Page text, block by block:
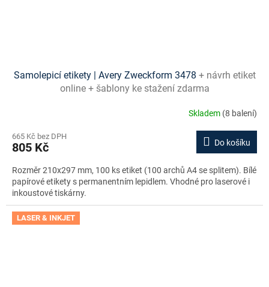
Samolepicí etikety | Avery Zweckform 3478 + návrh etiket
online + šablony ke stažení zdarma
Skladem (8 balení)
665 Kč bez DPH
805 Kč Do košíku
Rozměr 210x297 mm, 100 ks etiket (100 archů A4 se splitem). Bílé
papírové etikety s permanentním lepidlem. Vhodné pro laserové i
inkoustové tiskárny.
LASER & INKJET